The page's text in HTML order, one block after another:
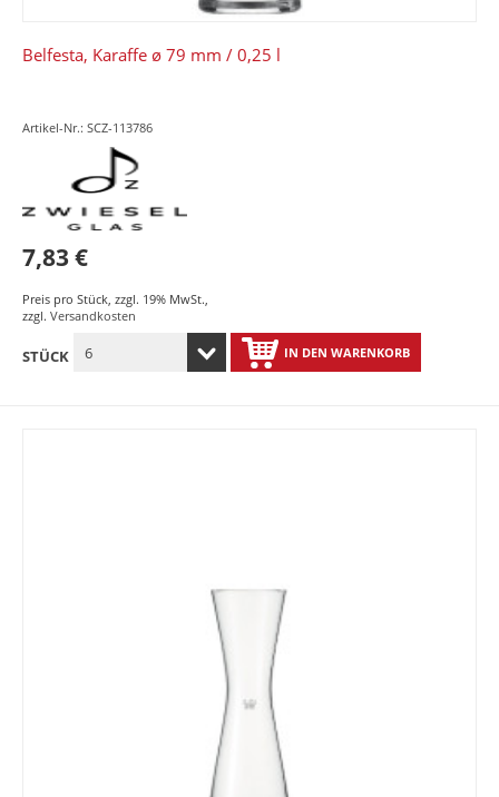
Belfesta, Karaffe ø 79 mm / 0,25 l
Artikel-Nr.: SCZ-113786
7,83 €
Preis pro Stück, zzgl. 19% MwSt.,
zzgl. Versandkosten
STÜCK IN DEN WARENKORB